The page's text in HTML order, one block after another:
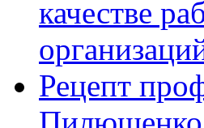
качестве
Рецепт